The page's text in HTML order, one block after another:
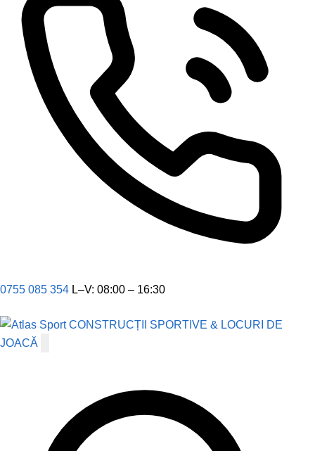
0755 085 354 L–V: 08:00 – 16:30
CONSTRUCȚII SPORTIVE & LOCURI DE
JOACĂ